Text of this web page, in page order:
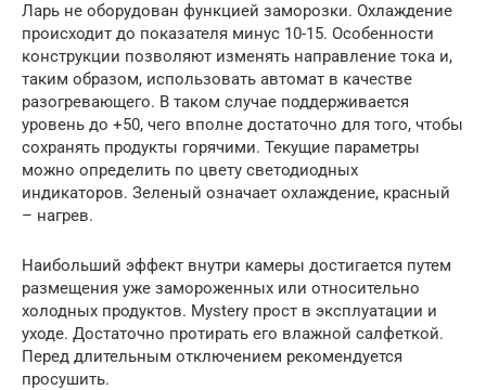
Ларь не оборудован функцией заморозки. Охлаждение
происходит до показателя минус 10-15. Особенности
конструкции позволяют изменять направление тока и,
таким образом, использовать автомат в качестве
разогревающего. В таком случае поддерживается
уровень до +50, чего вполне достаточно для того, чтобы
сохранять продукты горячими. Текущие параметры
можно определить по цвету светодиодных
индикаторов. Зеленый означает охлаждение, красный
– нагрев.
Наибольший эффект внутри камеры достигается путем
размещения уже замороженных или относительно
холодных продуктов. Mystery прост в эксплуатации и
уходе. Достаточно протирать его влажной салфеткой.
Перед длительным отключением рекомендуется
просушить.